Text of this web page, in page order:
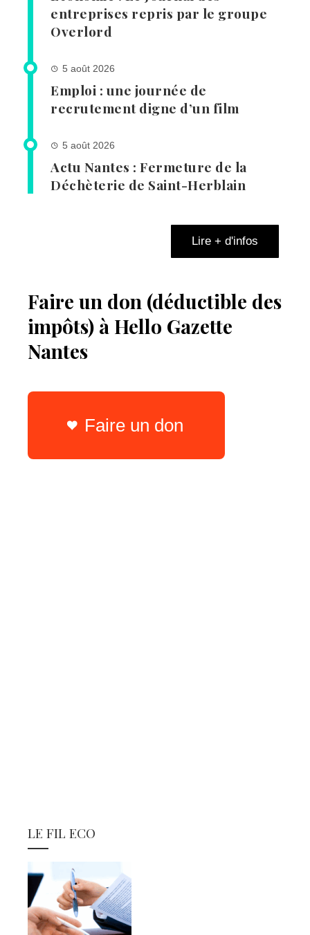
entreprises repris par le groupe
Overlord
5 août 2026
Emploi : une journée de
recrutement digne d’un film
5 août 2026
Actu Nantes : Fermeture de la
Déchèterie de Saint-Herblain
Lire + d'infos
Faire un don (déductible des
impôts) à Hello Gazette
Nantes
Faire un don
LE FIL ECO